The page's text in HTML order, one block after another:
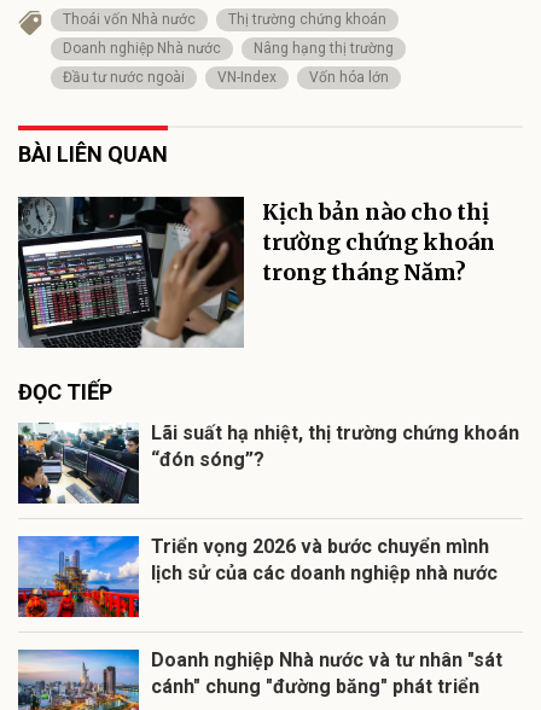
Thoái vốn Nhà nước
Thị trường chứng khoán
Doanh nghiệp Nhà nước
Nâng hạng thị trường
Đầu tư nước ngoài
VN-Index Vốn hóa lớn
BÀI LIÊN QUAN
Kịch bản nào cho thị
trường chứng khoán
trong tháng Năm?
ĐỌC TIẾP
Lãi suất hạ nhiệt, thị trường chứng khoán
“đón sóng”?
Triển vọng 2026 và bước chuyển mình
lịch sử của các doanh nghiệp nhà nước
Doanh nghiệp Nhà nước và tư nhân "sát
cánh" chung "đường băng" phát triển